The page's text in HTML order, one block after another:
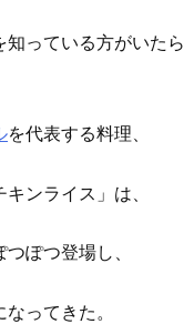
知っている方がいた
を代表する料理、
ンライス」は、
ぽつ登場し、
ってきた。